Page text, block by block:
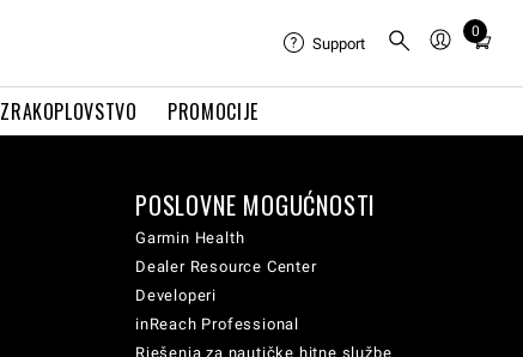
ZRAKOPLOVSTVO PROMOCIJE
Support
0
Total
cart:
POSLOVNE MOGUĆNOSTI
Garmin Health
Dealer Resource Center
Developeri
inReach Professional
Rješenja za nautičke hitne službe